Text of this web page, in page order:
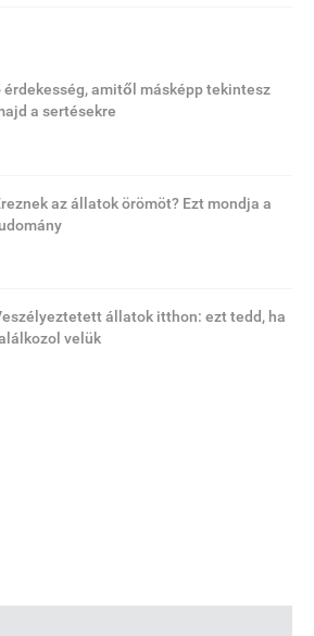
érdekesség, amitől másképp tekintesz
a sertésekre
az állatok örömöt? Ezt mondja a
állatok itthon: ezt tedd, ha
velük